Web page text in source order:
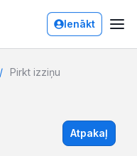
Ienākt
Pirkt izziņu
Atpakaļ